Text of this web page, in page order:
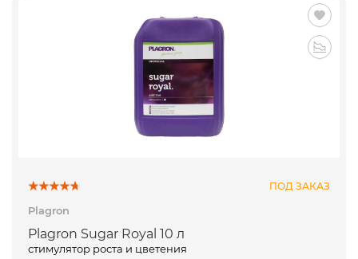
ПОД ЗАКАЗ
Plagron
Plagron Sugar Royal 10 л
стимулятор роста и цветения